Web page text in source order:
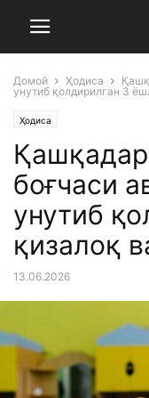
Домой Ҳодиса
унутиб қолдирилган 3
Ҳодиса
боғчаси
унутиб
қизалоқ
13.06.2026